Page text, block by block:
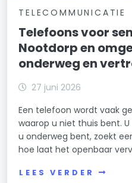
TELECOMMUNICATIE
Telefoons voor
Nootdorp en
onderweg en
27 juni 2026
Een telefoon wordt vaak
waarop u niet thuis bent.
u onderweg bent, zoekt
hoe laat het openbaar
LEES VERDER